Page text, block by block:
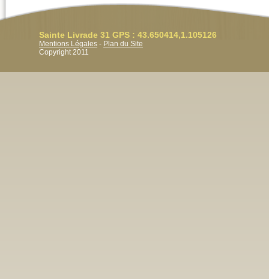
Sainte Livrade 31 GPS : 43.650414,1.105126
Mentions Légales - Plan du Site
Copyright 2011